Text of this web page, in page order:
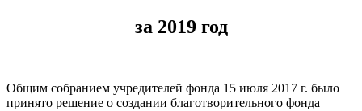
за 2019 год
Общим собранием учредителей фонда 15 июля 2017 г. было
принято решение о создании благотворительного фонда